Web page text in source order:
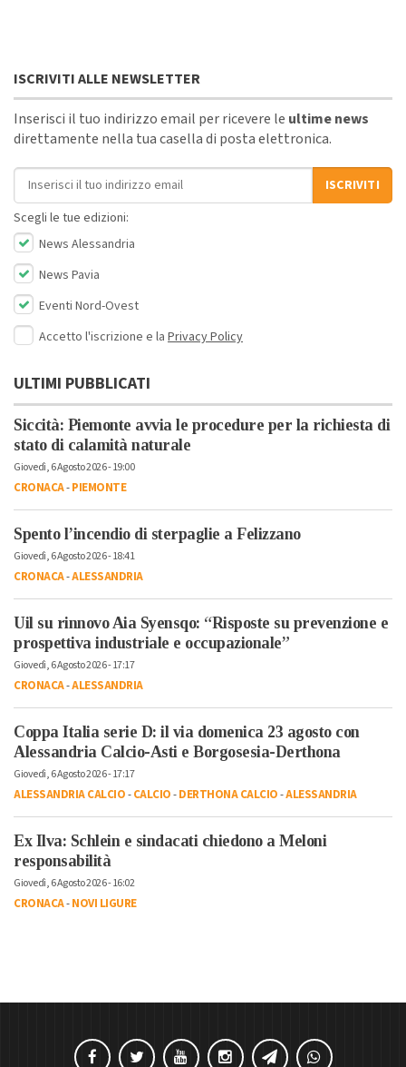
ISCRIVITI ALLE NEWSLETTER
Inserisci il tuo indirizzo email per ricevere le ultime news
direttamente nella tua casella di posta elettronica.
Indirizzo email
ISCRIVITI
Scegli le tue edizioni:
News Alessandria
News Pavia
Eventi Nord-Ovest
Accetto l'iscrizione e la Privacy Policy
ULTIMI PUBBLICATI
Siccità: Piemonte avvia le procedure per la richiesta di
stato di calamità naturale
Giovedì, 6 Agosto 2026 - 19:00
CRONACA-PIEMONTE
Spento l’incendio di sterpaglie a Felizzano
Giovedì, 6 Agosto 2026 - 18:41
CRONACA-ALESSANDRIA
Uil su rinnovo Aia Syensqo: “Risposte su prevenzione e
prospettiva industriale e occupazionale”
Giovedì, 6 Agosto 2026 - 17:17
CRONACA-ALESSANDRIA
Coppa Italia serie D: il via domenica 23 agosto con
Alessandria Calcio-Asti e Borgosesia-Derthona
Giovedì, 6 Agosto 2026 - 17:17
ALESSANDRIA CALCIO-CALCIO-DERTHONA CALCIO-ALESSANDRIA
Ex Ilva: Schlein e sindacati chiedono a Meloni
responsabilità
Giovedì, 6 Agosto 2026 - 16:02
CRONACA-NOVI LIGURE